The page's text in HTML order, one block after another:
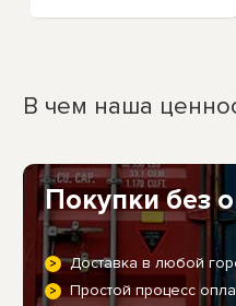
В чем наша
Покупки без
Доставка в любой
Простой процесс